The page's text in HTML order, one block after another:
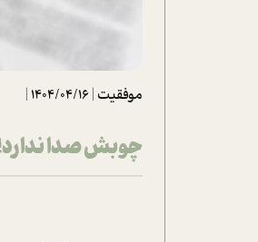
موفقیت |
1404/04/16
|
چوبش صدا